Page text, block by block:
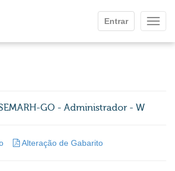
Entrar
GO - Administrador - W
Alteração de Gabarito